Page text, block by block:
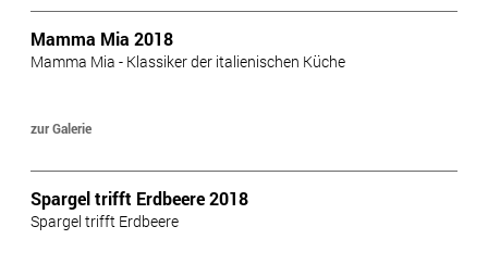
Mamma Mia 2018
Mamma Mia - Klassiker der italienischen Küche
zur Galerie
Spargel trifft Erdbeere 2018
Spargel trifft Erdbeere